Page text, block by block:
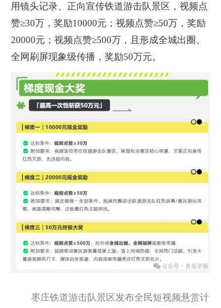
用镜头记录、正向宣传铁道游击队景区，视频点
赞≥30万，奖励10000元；视频点赞≥50万，奖励
20000元；视频点赞≥500万，且形成全城出圈、
全网刷屏现象级传播，奖励50万元。
枣庄铁道游击队景区发布全民短视频悬赏计